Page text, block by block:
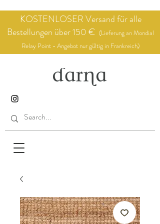
KOSTENLOSER Versand für alle
Bestellungen über 150 € (Lieferung an Mondial
Relay Point - Angebot nur gültig in Frankreich)